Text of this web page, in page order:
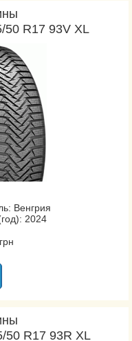
50 R17 93V XL
Венгрия
2024
50 R17 93R XL